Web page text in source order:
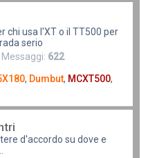
chi usa l'XT o il TT500 per
serio
622
, Dumbut, MCXT500,
d'accordo su dove e